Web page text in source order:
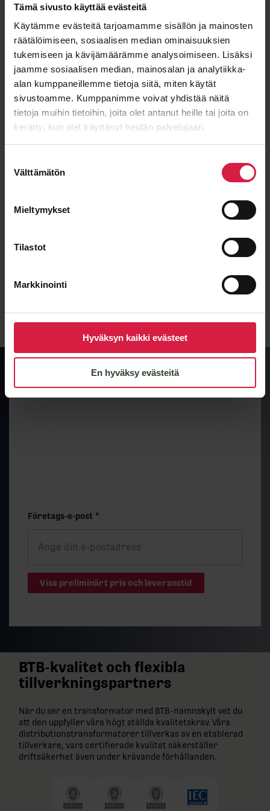
Tämä sivusto käyttää evästeitä
Käytämme evästeitä tarjoamamme sisällön ja mainosten
räätälöimiseen, sosiaalisen median ominaisuuksien
tukemiseen ja kävijämäärämme analysoimiseen. Lisäksi
jaamme sosiaalisen median, mainosalan ja analytiikka-
alan kumppaneillemme tietoja siitä, miten käytät
sivustoamme. Kumppanimme voivat yhdistää näitä
tietoja muihin tietoihin, joita olet antanut heille tai joita on
kerätty, kun olet käyttänyt heidän palvelujaan.
valinta
Välttämätön
Mieltymykset
Tilastot
Markkinointi
Hyväksyn kaikki evästeet
En hyväksy evästeitä
E-post
Meddelande
Lähetä viesti
Preliminär prisnivå och
Företags-e-post *
Visa preliminärt pris och leveranstid
BTB-kvalitet och flexibla
tillverkningspartners
När du ser en transformator med BTB-namnskylt vet du
att den uppfyller våra högt ställda kvalitetskrav. Våra
distributionstransformatorer tillverkas av en etablerad
tillverkare, vars certifierade kvalitet säkerställer
driftsäkerhet även under krävande förhållanden.